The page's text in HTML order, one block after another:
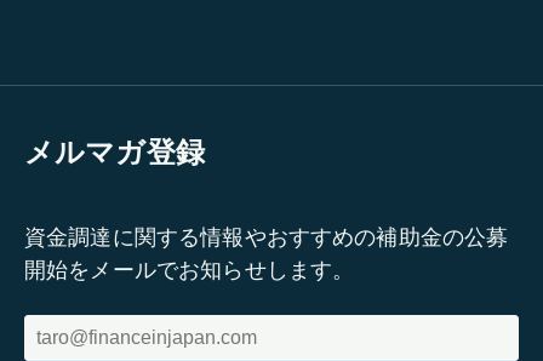
メルマガ登録
資金調達に関する情報やおすすめの補助金の公募
開始をメールでお知らせします。